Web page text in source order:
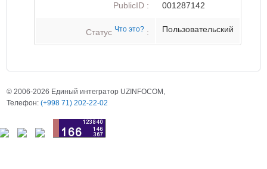
PublicID : 001287142
Статус Что это? : Пользовательский
© 2006-2026 Единый интегратор UZINFOCOM,
Телефон:(+998 71) 202-22-02